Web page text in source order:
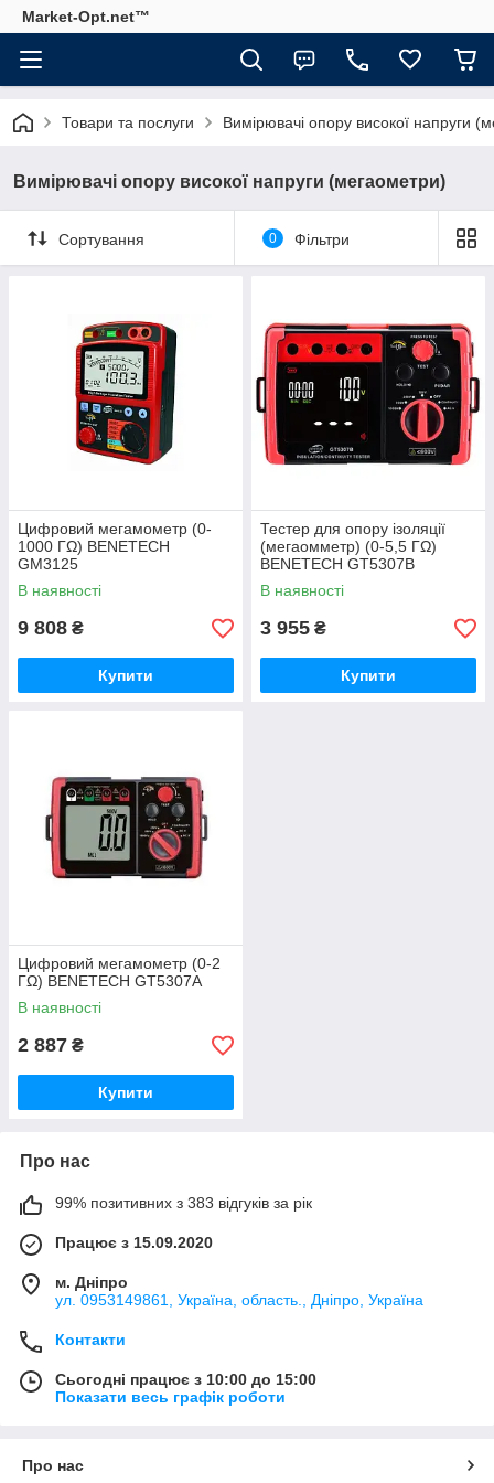
Market-Opt.net™
Товари та послуги Вимірювачі опору високої напруги
Вимірювачі опору високої напруги (мегаометри)
Сортування 0 Фільтри
Цифровий мегамометр (0-
1000 ГΩ) BENETECH
GM3125
В наявності
9 808 ₴
Купити
Тестер для опору ізоляції
(мегаомметр) (0-5,5 ГΩ)
BENETECH GT5307B
В наявності
3 955 ₴
Купити
Цифровий мегамометр (0-2
ГΩ) BENETECH GT5307A
В наявності
2 887 ₴
Купити
Про нас
99% позитивних з 383 відгуків за рік
Працює з 15.09.2020
м. Дніпро
ул. 0953149861, Україна, область., Дніпро, Україна
Контакти
Сьогодні працює з 10:00 до 15:00
Показати весь графік роботи
Про нас